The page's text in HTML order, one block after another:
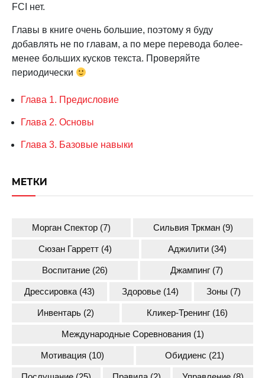
FCI нет.
Главы в книге очень большие, поэтому я буду
добавлять не по главам, а по мере перевода более-
менее больших кусков текста. Проверяйте
периодически
Глава 1. Предисловие
Глава 2. Основы
Глава 3. Базовые навыки
МЕТКИ
Морган Спектор (7) Сильвия Тркман (9)
Сюзан Гарретт (4) Аджилити(34)
Воспитание (26) Джампинг (7)
Дрессировка (43) Здоровье (14) Зоны (7)
Инвентарь(2) Кликер-Тренинг (16)
Международные Соревнования (1)
Мотивация (10) Обидиенс (21)